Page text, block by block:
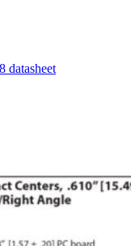
datasheet